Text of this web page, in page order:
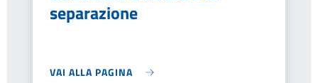
separazione
VAI ALLA PAGINA